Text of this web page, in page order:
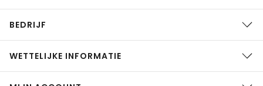
BEDRIJF
WETTELIJKE INFORMATIE